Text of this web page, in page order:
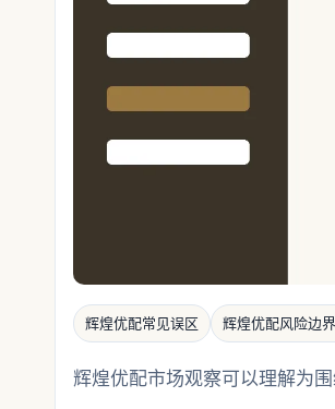
辉煌优配常见误区 辉煌优配风险边
辉煌优配市场观察可以理解为